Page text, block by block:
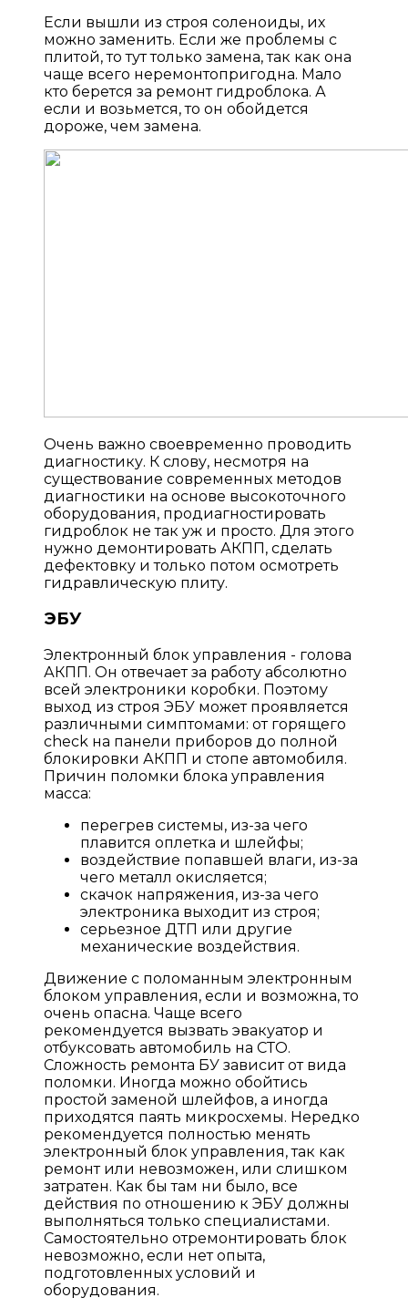
Если вышли из строя соленоиды, их
можно заменить. Если же проблемы с
плитой, то тут только замена, так как она
чаще всего неремонтопригодна. Мало
кто берется за ремонт гидроблока. А
если и возьмется, то он обойдется
дороже, чем замена.
Очень важно своевременно проводить
диагностику. К слову, несмотря на
существование современных методов
диагностики на основе высокоточного
оборудования, продиагностировать
гидроблок не так уж и просто. Для этого
нужно демонтировать АКПП, сделать
дефектовку и только потом осмотреть
гидравлическую плиту.
ЭБУ
Электронный блок управления - голова
АКПП. Он отвечает за работу абсолютно
всей электроники коробки. Поэтому
выход из строя ЭБУ может проявляется
различными симптомами: от горящего
check на панели приборов до полной
блокировки АКПП и стопе автомобиля.
Причин поломки блока управления
масса:
перегрев системы, из-за чего
плавится оплетка и шлейфы;
воздействие попавшей влаги, из-за
чего металл окисляется;
скачок напряжения, из-за чего
электроника выходит из строя;
серьезное ДТП или другие
механические воздействия.
Движение с поломанным электронным
блоком управления, если и возможна, то
очень опасна. Чаще всего
рекомендуется вызвать эвакуатор и
отбуксовать автомобиль на СТО.
Сложность ремонта БУ зависит от вида
поломки. Иногда можно обойтись
простой заменой шлейфов, а иногда
приходятся паять микросхемы. Нередко
рекомендуется полностью менять
электронный блок управления, так как
ремонт или невозможен, или слишком
затратен. Как бы там ни было, все
действия по отношению к ЭБУ должны
выполняться только специалистами.
Самостоятельно отремонтировать блок
невозможно, если нет опыта,
подготовленных условий и
оборудования.